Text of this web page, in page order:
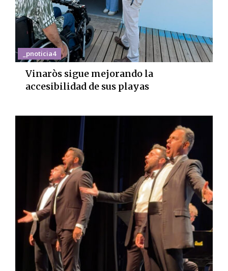
_pnoticia4
Vinaròs sigue mejorando la
accesibilidad de sus playas